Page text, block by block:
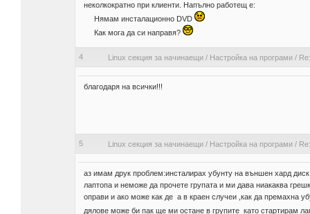
неколкократно при клиенти. Напълно работещ е:
Нямам инсталационно DVD
Как мога да си направя?
4 Linux секция за начинаещи/ Настройка на програми/
благодаря на всички!!!
5 Linux секция за начинаещи/ Настройка на програми/
аз имам друк проблем:инсталирах убунту на външен хард
лаптопа и неможе да прочете групата и ми дава ниакаква
оправи и ако може как де а в краен случеи ,как да премахна
дялове може би пак ще ми остане в групите като стартирам